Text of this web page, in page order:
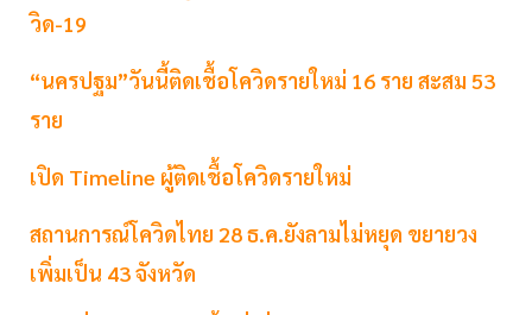
วิด-19
“นครปฐม”วันนี้ติดเชื้อโควิดรายใหม่ 16 ราย สะสม 53
ราย
เปิด Timeline ผู้ติดเชื้อโควิดรายใหม่
สถานการณ์โควิดไทย 28 ธ.ค.ยังลามไม่หยุด ขยายวง
เพิ่มเป็น 43 จังหวัด